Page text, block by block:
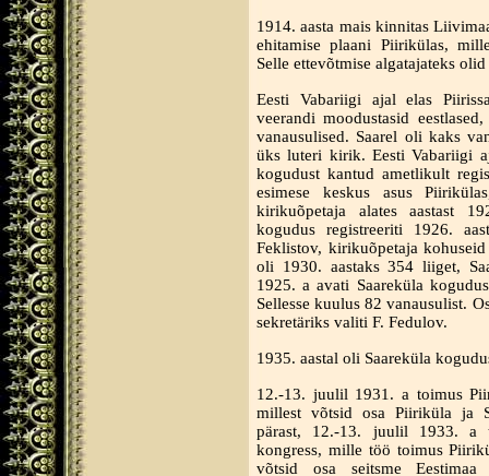
1914. aasta mais kinnitas
ehitamise plaani Piirikülas,
Selle ettevõtmise algatajateks
Eesti Vabariigi ajal elas
veerandi moodustasid
vanausulised. Saarel oli kaks
üks luteri kirik. Eesti Vabariigi
kogudust kantud ametlikult
esimese keskus asus
kirikuõpetaja alates aastast
kogudus registreeriti 1926.
Feklistov, kirikuõpetaja
oli 1930. aastaks 354 liiget,
1925. a avati Saareküla
Sellesse kuulus 82 vanausulist.
sekretäriks valiti F. Fedulov.
1935. aastal oli Saareküla
12.-13. juulil 1931. a toimus
millest võtsid osa Piiriküla ja
pärast, 12.-13. juulil 1933. a
kongress, mille töö toimus
võtsid osa seitsme Eestimaa